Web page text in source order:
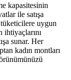
kapasitesinin
ile satışa
uygun
ihtiyaçlarını
sunar. Her
kadın montları